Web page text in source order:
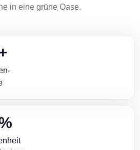
in eine grüne Oase.